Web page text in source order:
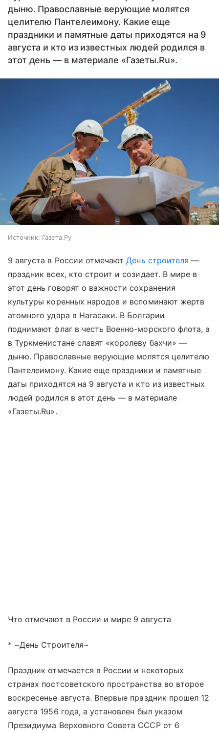
дыню. Православные верующие молятся
целителю Пантелеимону. Какие еще
праздники и памятные даты приходятся на 9
августа и кто из известных людей родился в
этот день — в материале «Газеты.Ru».
Источник: Газета.Ру
9 августа в России отмечаютДень строителя —
праздник всех, кто строит и созидает. В мире в
этот день говорят о важности сохранения
культуры коренных народов и вспоминают жертв
атомного удара в Нагасаки. В Болгарии
поднимают флаг в честь Военно-морского флота, а
в Туркменистане славят «королеву бахчи» —
дыню. Православные верующие молятся целителю
Пантелеимону. Какие еще праздники и памятные
даты приходятся на 9 августа и кто из известных
людей родился в этот день — в материале
«Газеты.Ru».
Что отмечают в России и мире 9 августа
* ~День Строителя~
Праздник отмечается в России и некоторых
странах постсоветского пространства во второе
воскресенье августа. Впервые праздник прошел 12
августа 1956 года, а установлен был указом
Президиума Верховного Совета СССР от 6